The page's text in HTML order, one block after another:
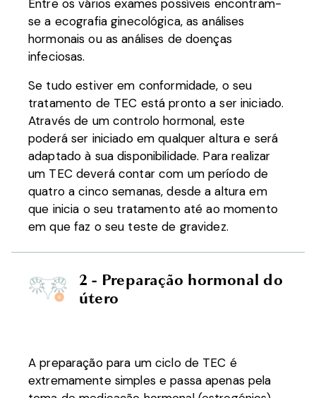
Entre os vários exames possíveis encontram-
se a ecografia ginecológica, as análises
hormonais ou as análises de doenças
infeciosas.
Se tudo estiver em conformidade, o seu
tratamento de TEC está pronto a ser iniciado.
Através de um controlo hormonal, este
poderá ser iniciado em qualquer altura e será
adaptado à sua disponibilidade. Para realizar
um TEC deverá contar com um período de
quatro a cinco semanas, desde a altura em
que inicia o seu tratamento até ao momento
em que faz o seu teste de gravidez.
2 - Preparação hormonal do
útero
A preparação para um ciclo de TEC é
extremamente simples e passa apenas pela